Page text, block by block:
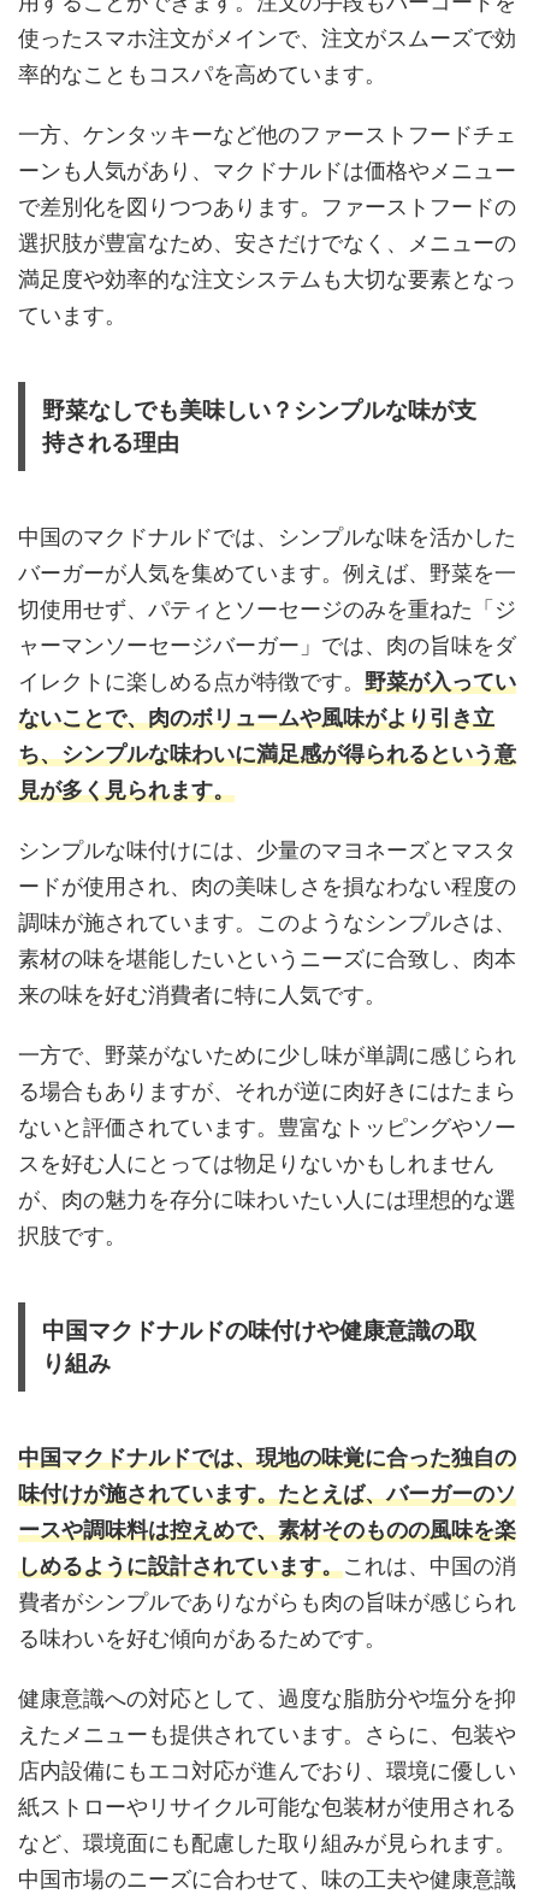
使ったスマホ注文がメインで、注文がスムーズで効
率的なこともコスパを高めています。
一方、ケンタッキーなど他のファーストフードチェ
ーンも人気があり、マクドナルドは価格やメニュー
で差別化を図りつつあります。ファーストフードの
選択肢が豊富なため、安さだけでなく、メニューの
満足度や効率的な注文システムも大切な要素となっ
ています。
野菜なしでも美味しい？シンプルな味が支
持される理由
中国のマクドナルドでは、シンプルな味を活かした
バーガーが人気を集めています。例えば、野菜を一
切使用せず、パティとソーセージのみを重ねた「ジ
ャーマンソーセージバーガー」では、肉の旨味をダ
イレクトに楽しめる点が特徴です。 野菜が入ってい
ないことで、肉のボリュームや風味がより引き立
ち、シンプルな味わいに満足感が得られるという意
見が多く見られます。
シンプルな味付けには、少量のマヨネーズとマスタ
ードが使用され、肉の美味しさを損なわない程度の
調味が施されています。このようなシンプルさは、
素材の味を堪能したいというニーズに合致し、肉本
来の味を好む消費者に特に人気です。
一方で、野菜がないために少し味が単調に感じられ
る場合もありますが、それが逆に肉好きにはたまら
ないと評価されています。豊富なトッピングやソー
スを好む人にとっては物足りないかもしれません
が、肉の魅力を存分に味わいたい人には理想的な選
択肢です。
中国マクドナルドの味付けや健康意識の取
り組み
中国マクドナルドでは、現地の味覚に合った独自の
味付けが施されています。たとえば、バーガーのソ
ースや調味料は控えめで、素材そのものの風味を楽
しめるように設計されています。これは、中国の消
費者がシンプルでありながらも肉の旨味が感じられ
る味わいを好む傾向があるためです。
健康意識への対応として、過度な脂肪分や塩分を抑
えたメニューも提供されています。さらに、包装や
店内設備にもエコ対応が進んでおり、環境に優しい
紙ストローやリサイクル可能な包装材が使用される
など、環境面にも配慮した取り組みが見られます。
中国市場のニーズに合わせて、味の工夫や健康意識